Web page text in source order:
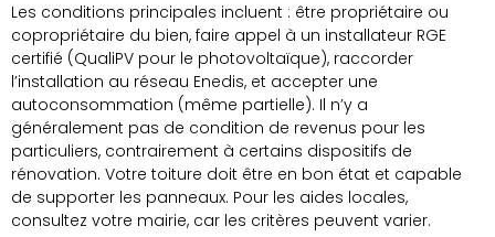
Les conditions principales incluent : être propriétaire ou
copropriétaire du bien, faire appel à un installateur RGE
certifié (QualiPV pour le photovoltaïque), raccorder
l’installation au réseau Enedis, et accepter une
autoconsommation (même partielle). Il n’y a
généralement pas de condition de revenus pour les
particuliers, contrairement à certains dispositifs de
rénovation. Votre toiture doit être en bon état et capable
de supporter les panneaux. Pour les aides locales,
consultez votre mairie, car les critères peuvent varier.